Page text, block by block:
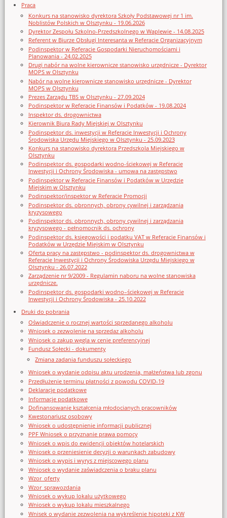
Praca
Konkurs na stanowisko dyrektora Szkoły Podstawowej nr 1 im.
Noblistów Polskich w Olsztynku - 19.06.2026
Dyrektor Zespołu Szkolno-Przedszkolnego w Waplewie - 14.08.2025
Referent w Biurze Obsługi Interesanta w Referacie Organizacyjnym
Podinspektor w Referacie Gospodarki Nieruchomościami i
Planowania - 24.02.2025
Drugi nabór na wolne kierownicze stanowisko urzędnicze - Dyrektor
MOPS w Olsztynku
Nabór na wolne kierownicze stanowisko urzędnicze - Dyrektor
MOPS w Olsztynku
Prezes Zarządu TBS w Olsztynku - 27.09.2024
Podinspektor w Referacie Finansów i Podatków - 19.08.2024
Inspektor ds. drogownictwa
Kierownik Biura Rady Miejskiej w Olsztynku
Podinspektor ds. inwestycji w Referacie Inwestycji i Ochrony
Środowiska Urzędu Miejskiego w Olsztynku - 25.09.2023
Konkurs na stanowisko dyrektora Przedszkola Miejskiego w
Olsztynku
Podinspektor ds. gospodarki wodno-ściekowej w Referacie
Inwestycji i Ochrony Środowiska - umowa na zastępstwo
Podinspektor w Referacie Finansów i Podatków w Urzędzie
Miejskim w Olsztynku
Podinspektor/inspektor w Referacie Promocji
Podinspektor ds. obronnych, obrony cywilnej i zarządzania
kryzysowego
Podinspektor ds. obronnych, obrony cywilnej i zarządzania
kryzysowego - pełnomocnik ds. ochrony
Podinspektor ds. księgowości i podatku VAT w Referacie Finansów i
Podatków w Urzędzie Miejskim w Olsztynku
Oferta pracy na zastępstwo - podinspektor ds. drogownictwa w
Referacie Inwestycji i Ochrony Środowiska Urzędu Miejskiego w
Olsztynku - 26.07.2022
Zarządzenie nr 9/2009 - Regulamin naboru na wolne stanowiska
urzędnicze.
Podinspektor ds. gospodarki wodno–ściekowej w Referacie
Inwestycji i Ochrony Środowiska - 25.10.2022
Druki do pobrania
Oświadczenie o rocznej wartości sprzedanego alkoholu
Wniosek o zezwolenie na sprzedaz alkoholu
Wniosek o zakup węgla w cenie preferencyjnej
Fundusz Sołecki - dokumenty
Zmiana zadania funduszu sołeckiego
Wniosek o wydanie odpisu aktu urodzenia, małżeństwa lub zgonu
Przedłużenie terminu płatności z powodu COVID-19
Deklaracje podatkowe
Informacje podatkowe
Dofinansowanie kształcenia młodocianych pracowników
Kwestonariusz osobowy
Wniosek o udostępnienie informacji publicznej
PPF Wniosek o przyznanie prawa pomocy
Wniosek o wpis do ewidencji obiektów hotelarskich
Wniosek o przeniesienie decyzji o warunkach zabudowy
Wniosek o wypis i wyrys z miejscowego planu
Wniosek o wydanie zaświadczenia o braku planu
Wzor_oferty
Wzor_sprawozdania
Wniosek o wykup lokalu użytkowego
Wniosek o wykup lokalu mieszkalnego
Wnisek o wydanie zezwolenia na wykreślenie hipoteki z KW